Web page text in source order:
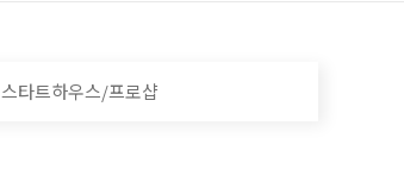
스타트하우스/프로샵